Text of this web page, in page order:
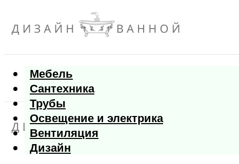
Мебель
Сантехника
Трубы
Освещение и электрика
Вентиляция
Дизайн